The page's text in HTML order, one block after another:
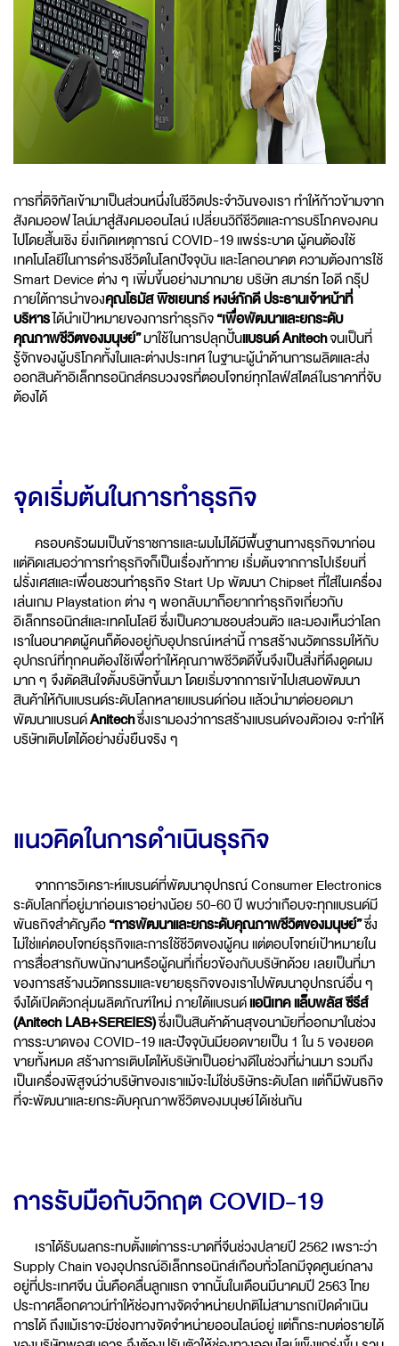
การที่ดิจิทัลเข้ามาเป็นส่วนหนึ่งในชีวิตประจำวันของเรา ทำให้ก้าวข้ามจาก
สังคมออฟไลน์มาสู่สังคมออนไลน์ เปลี่ยนวิถีชีวิตและการบริโภคของคน
ไปโดยสิ้นเชิง ยิ่งเกิดเหตุการณ์ COVID-19 แพร่ระบาด ผู้คนต้องใช้
เทคโนโลยีในการดำรงชีวิตในโลกปัจจุบัน และโลกอนาคต ความต้องการใช้
Smart Device ต่าง ๆ เพิ่มขึ้นอย่างมากมาย บริษัท สมาร์ท ไอดี กรุ๊ป
ภายใต้การนำของคุณโธมัส พิชเยนทร์ หงษ์ภักดี ประธานเจ้าหน้าที่
บริหารได้นำเป้าหมายของการทำธุรกิจ“เพื่อพัฒนาและยกระดับ
คุณภาพชีวิตของมนุษย์”มาใช้ในการปลุกปั้นแบรนด์ Anitechจนเป็นที่
รู้จักของผู้บริโภคทั้งในและต่างประเทศ ในฐานะผู้นำด้านการผลิตและส่ง
ออกสินค้าอิเล็กทรอนิกส์ครบวงจรที่ตอบโจทย์ทุกไลฟ์สไตล์ในราคาที่จับ
ต้องได้
จุดเริ่มต้นในการทำธุรกิจ
ครอบครัวผมเป็นข้าราชการและผมไม่ได้มีพื้นฐานทางธุรกิจมาก่อน
แต่คิดเสมอว่าการทำธุรกิจก็เป็นเรื่องท้าทาย เริ่มต้นจากการไปเรียนที่
ฝรั่งเศสและเพื่อนชวนทำธุรกิจ Start Up พัฒนา Chipset ที่ใส่ในเครื่อง
เล่นเกม Playstation ต่าง ๆ พอกลับมาก็อยากทำธุรกิจเกี่ยวกับ
อิเล็กทรอนิกส์และเทคโนโลยี ซึ่งเป็นความชอบส่วนตัว และมองเห็นว่าโลก
เราในอนาคตผู้คนก็ต้องอยู่กับอุปกรณ์เหล่านี้ การสร้างนวัตกรรมให้กับ
อุปกรณ์ที่ทุกคนต้องใช้เพื่อทำให้คุณภาพชีวิตดีขึ้นจึงเป็นสิ่งที่ดึงดูดผม
มาก ๆ จึงตัดสินใจตั้งบริษัทขึ้นมา โดยเริ่มจากการเข้าไปเสนอพัฒนา
สินค้าให้กับแบรนด์ระดับโลกหลายแบรนด์ก่อน แล้วนำมาต่อยอดมา
พัฒนาแบรนด์Anitechซึ่งเรามองว่าการสร้างแบรนด์ของตัวเอง จะทำให้
บริษัทเติบโตได้อย่างยั่งยืนจริง ๆ
แนวคิดในการดำเนินธุรกิจ
จากการวิเคราะห์แบรนด์ที่พัฒนาอุปกรณ์ Consumer Electronics
ระดับโลกที่อยู่มาก่อนเราอย่างน้อย 50-60 ปี พบว่าเกือบจะทุกแบรนด์มี
พันธกิจสำคัญคือ“การพัฒนาและยกระดับคุณภาพชีวิตของมนุษย์”ซึ่ง
ไม่ใช่แค่ตอบโจทย์ธุรกิจและการใช้ชีวิตของผู้คน แต่ตอบโจทย์เป้าหมายใน
การสื่อสารกับพนักงานหรือผู้คนที่เกี่ยวข้องกับบริษัทด้วย เลยเป็นที่มา
ของการสร้างนวัตกรรมและขยายธุรกิจของเราไปพัฒนาอุปกรณ์อื่น ๆ
จึงได้เปิดตัวกลุ่มผลิตภัณฑ์ใหม่ ภายใต้แบรนด์แอนิเทค แล็บพลัส ซีรีส์
(Anitech LAB+SEREIES)ซึ่งเป็นสินค้าด้านสุขอนามัยที่ออกมาในช่วง
การระบาดของ COVID-19 และปัจจุบันมียอดขายเป็น 1 ใน 5 ของยอด
ขายทั้งหมด สร้างการเติบโตให้บริษัทเป็นอย่างดีในช่วงที่ผ่านมา รวมถึง
เป็นเครื่องพิสูจน์ว่าบริษัทของเราแม้จะไม่ใช่บริษัทระดับโลก แต่ก็มีพันธกิจ
ที่จะพัฒนาและยกระดับคุณภาพชีวิตของมนุษย์ได้เช่นกัน
การรับมือกับวิกฤต COVID-19
เราได้รับผลกระทบตั้งแต่การระบาดที่จีนช่วงปลายปี 2562 เพราะว่า
Supply Chain ของอุปกรณ์อิเล็กทรอนิกส์เกือบทั่วโลกมีจุดศูนย์กลาง
อยู่ที่ประเทศจีน นั่นคือคลื่นลูกแรก จากนั้นในเดือนมีนาคมปี 2563 ไทย
ประกาศล็อกดาวน์ทำให้ช่องทางจัดจำหน่ายปกติไม่สามารถเปิดดำเนิน
การได้ ถึงแม้เราจะมีช่องทางจัดจำหน่ายออนไลน์อยู่ แต่ก็กระทบต่อรายได้